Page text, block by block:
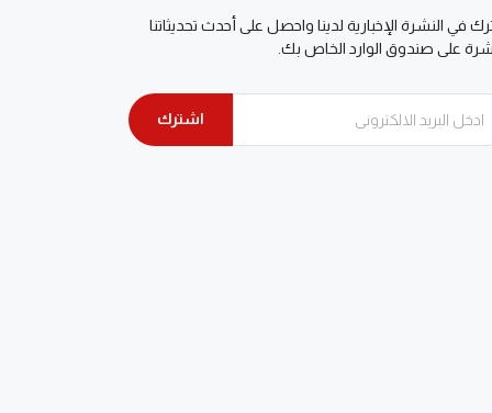
في النشرة الإخبارية لدينا واحصل على أحدث تحديثاتنا
على صندوق الوارد الخاص بك.
اشترك